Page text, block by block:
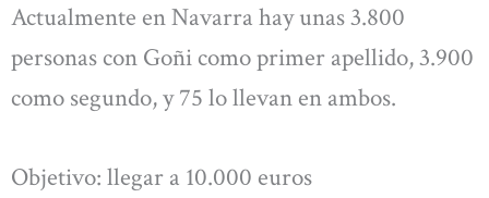
Actualmente en Navarra hay unas 3.800
personas con Goñi como primer apellido, 3.900
como segundo, y 75 lo llevan en ambos.
Objetivo: llegar a 10.000 euros